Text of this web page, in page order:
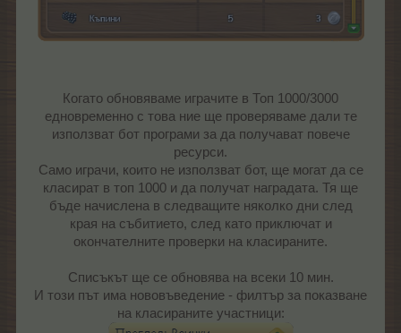
Когато обновяваме играчите в Топ 1000/3000
едновременно с това ние ще проверяваме дали те
използват бот програми за да получават повече
ресурси.
Само играчи, които не използват бот, ще могат да се
класират в топ 1000 и да получат наградата. Тя ще
бъде начислена в следващите няколко дни след
края на събитието, след като приключат и
окончателните проверки на класираните.
Списъкът ще се обновява на всеки 10 мин.
И този път има нововъведение - филтър за показване
на класираните участници: